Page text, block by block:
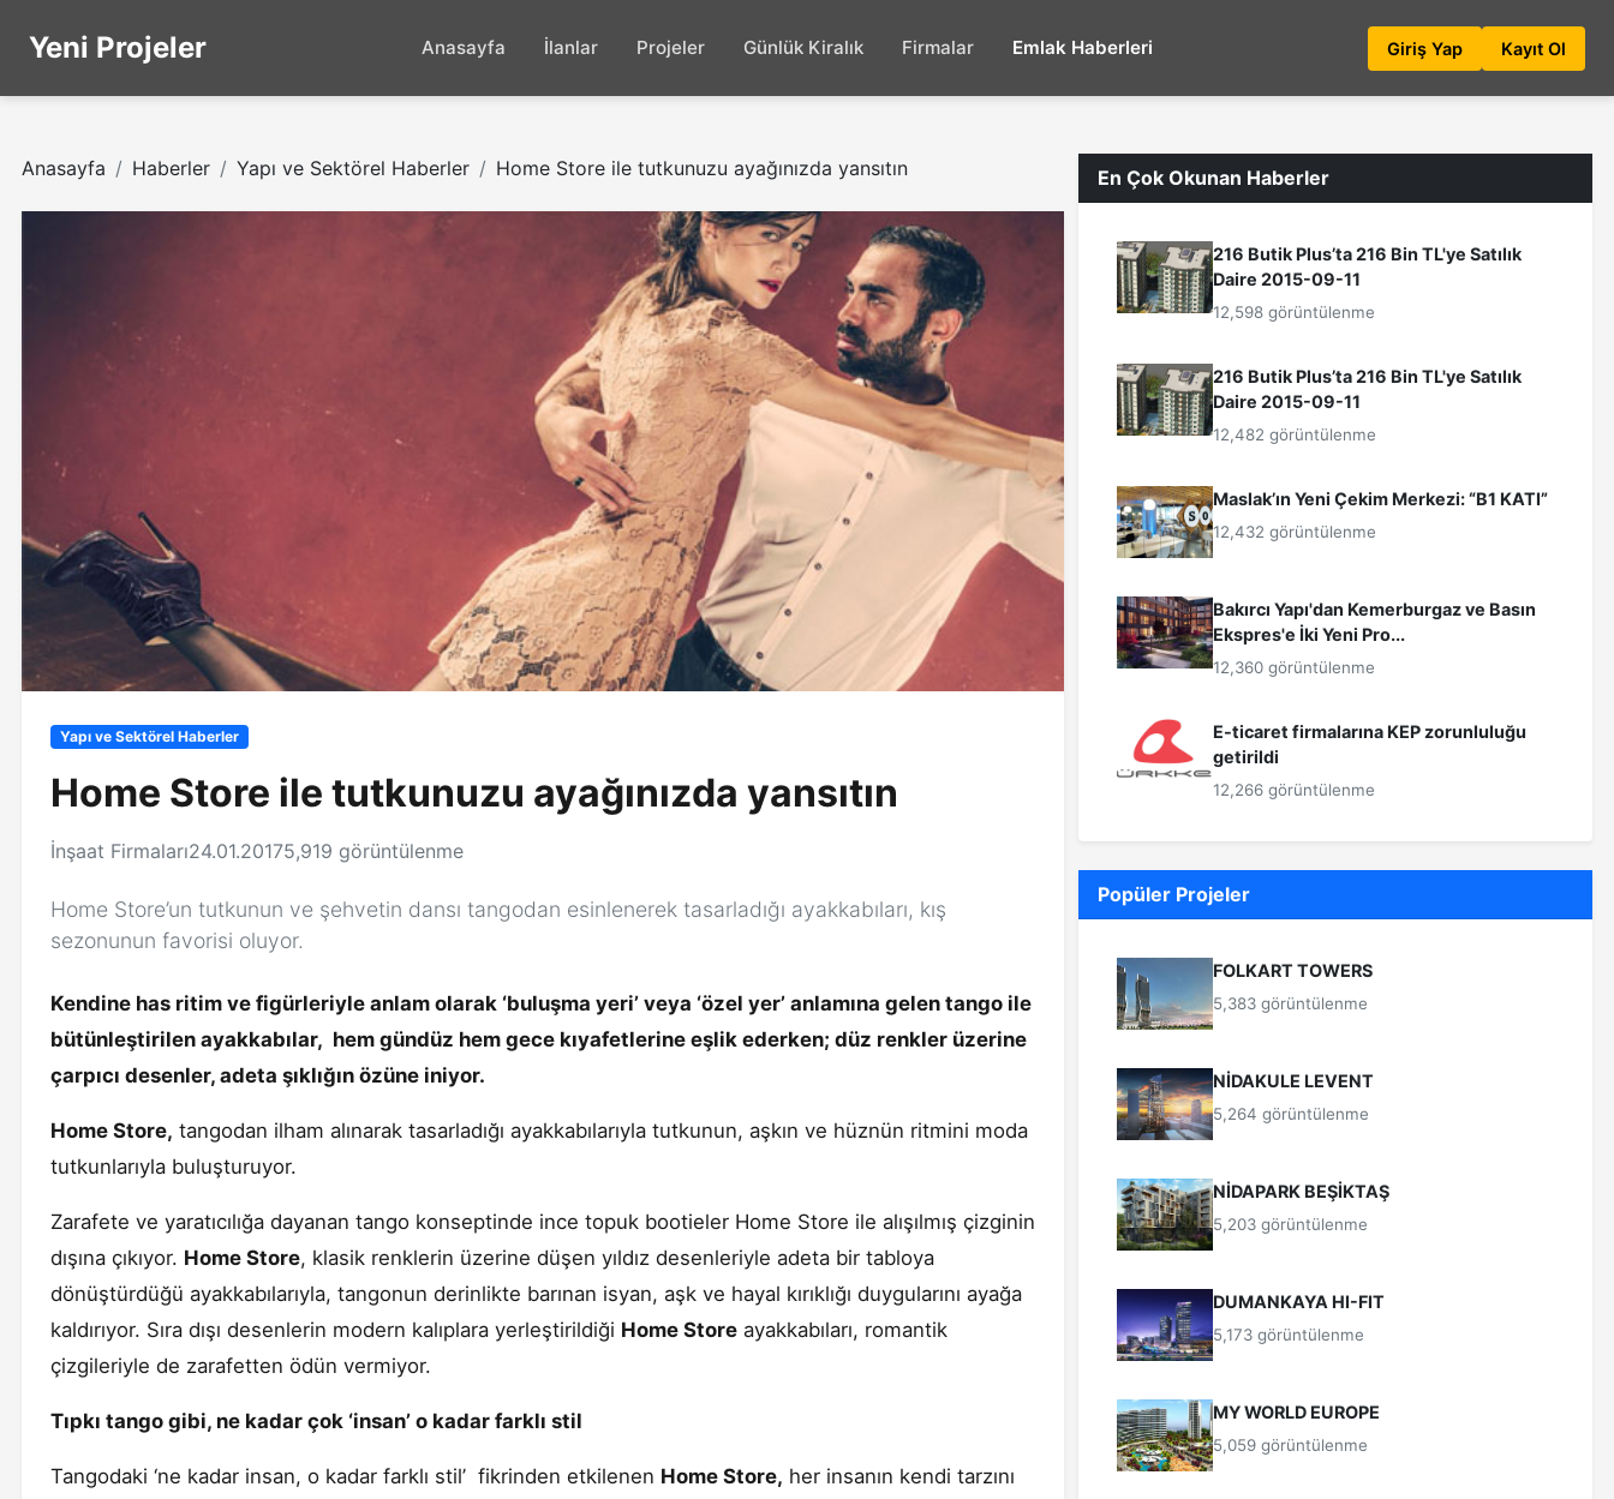
Yeni Projeler Anasayfa İlanlar Projeler Günlük Kiralık Firmalar Emlak Haberleri Giriş Yap Kayıt Ol
Anasayfa Haberler Yapı ve Sektörel Haberler Home Store ile tutkunuzu ayağınızda yansıtın
Yapı ve Sektörel Haberler
Home Store ile tutkunuzu ayağınızda yansıtın
İnşaat Firmaları24.01.20175,919 görüntülenme
Home Store’un tutkunun ve şehvetin dansı tangodan esinlenerek tasarladığı ayakkabıları, kış
sezonunun favorisi oluyor.
Kendine has ritim ve figürleriyle anlam olarak ‘buluşma yeri’ veya ‘özel yer’ anlamına gelen tango ile
bütünleştirilen ayakkabılar, hem gündüz hem gece kıyafetlerine eşlik ederken; düz renkler üzerine
çarpıcı desenler, adeta şıklığın özüne iniyor.
Home Store, tangodan ilham alınarak tasarladığı ayakkabılarıyla tutkunun, aşkın ve hüznün ritmini moda
tutkunlarıyla buluşturuyor.
Zarafete ve yaratıcılığa dayanan tango konseptinde ince topuk bootieler Home Store ile alışılmış çizginin
dışına çıkıyor. Home Store, klasik renklerin üzerine düşen yıldız desenleriyle adeta bir tabloya
dönüştürdüğü ayakkabılarıyla, tangonun derinlikte barınan isyan, aşk ve hayal kırıklığı duygularını ayağa
kaldırıyor. Sıra dışı desenlerin modern kalıplara yerleştirildiği Home Store ayakkabıları, romantik
çizgileriyle de zarafetten ödün vermiyor.
Tıpkı tango gibi, ne kadar çok ‘insan’ o kadar farklı stil
Tangodaki ‘ne kadar insan, o kadar farklı stil’ fikrinden etkilenen Home Store, her insanın kendi tarzını
En Çok Okunan Haberler
216 Butik Plus’ta 216 Bin TL'ye Satılık
Daire 2015-09-11
12,598 görüntülenme
216 Butik Plus’ta 216 Bin TL'ye Satılık
Daire 2015-09-11
12,482 görüntülenme
Maslak’ın Yeni Çekim Merkezi: “B1 KATI”
12,432 görüntülenme
Bakırcı Yapı'dan Kemerburgaz ve Basın
Ekspres'e İki Yeni Pro...
12,360 görüntülenme
E-ticaret firmalarına KEP zorunluluğu
getirildi
12,266 görüntülenme
Popüler Projeler
FOLKART TOWERS
5,383 görüntülenme
NİDAKULE LEVENT
5,264 görüntülenme
NİDAPARK BEŞİKTAŞ
5,203 görüntülenme
DUMANKAYA HI-FIT
5,173 görüntülenme
MY WORLD EUROPE
5,059 görüntülenme